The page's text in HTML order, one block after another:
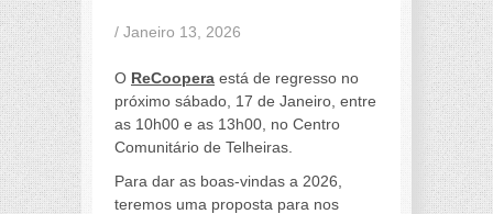
/ Janeiro 13, 2026
O ReCoopera está de regresso no
próximo sábado, 17 de Janeiro, entre
as 10h00 e as 13h00, no Centro
Comunitário de Telheiras.
Para dar as boas-vindas a 2026,
teremos uma proposta para nos